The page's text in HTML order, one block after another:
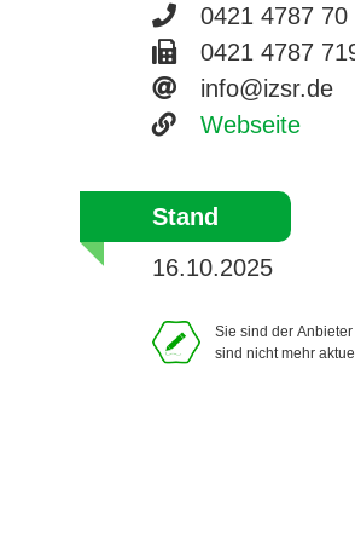
0421 4787 70
Faxnummer
0421 4787
E-Mail-
info@izsr.de
Website
Webseite
Stand
16.10.2025
Sie sind der
sind nicht mehr